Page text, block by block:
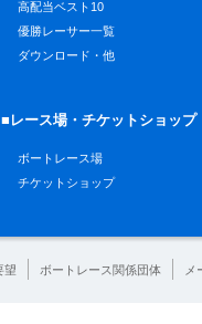
高配当ベスト10
優勝レーサー一覧
ダウンロード・他
■レース場・チケットショップ
ボートレース場
チケットショップ
望 ボートレース関係団体 メ